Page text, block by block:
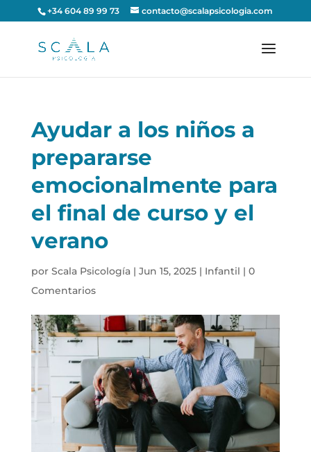
+34 604 89 99 73 contacto@scalapsicologia.com
Ayudar a los niños a
prepararse
emocionalmente para
el final de curso y el
verano
por Scala Psicología| Jun 15, 2025| Infantil | 0
Comentarios